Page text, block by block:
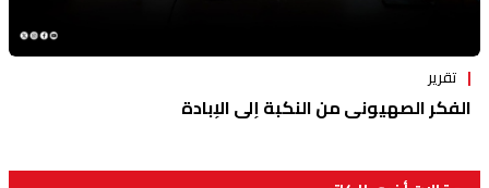
تقرير
الفكر الصهيوني من النكبة إلى الإبادة